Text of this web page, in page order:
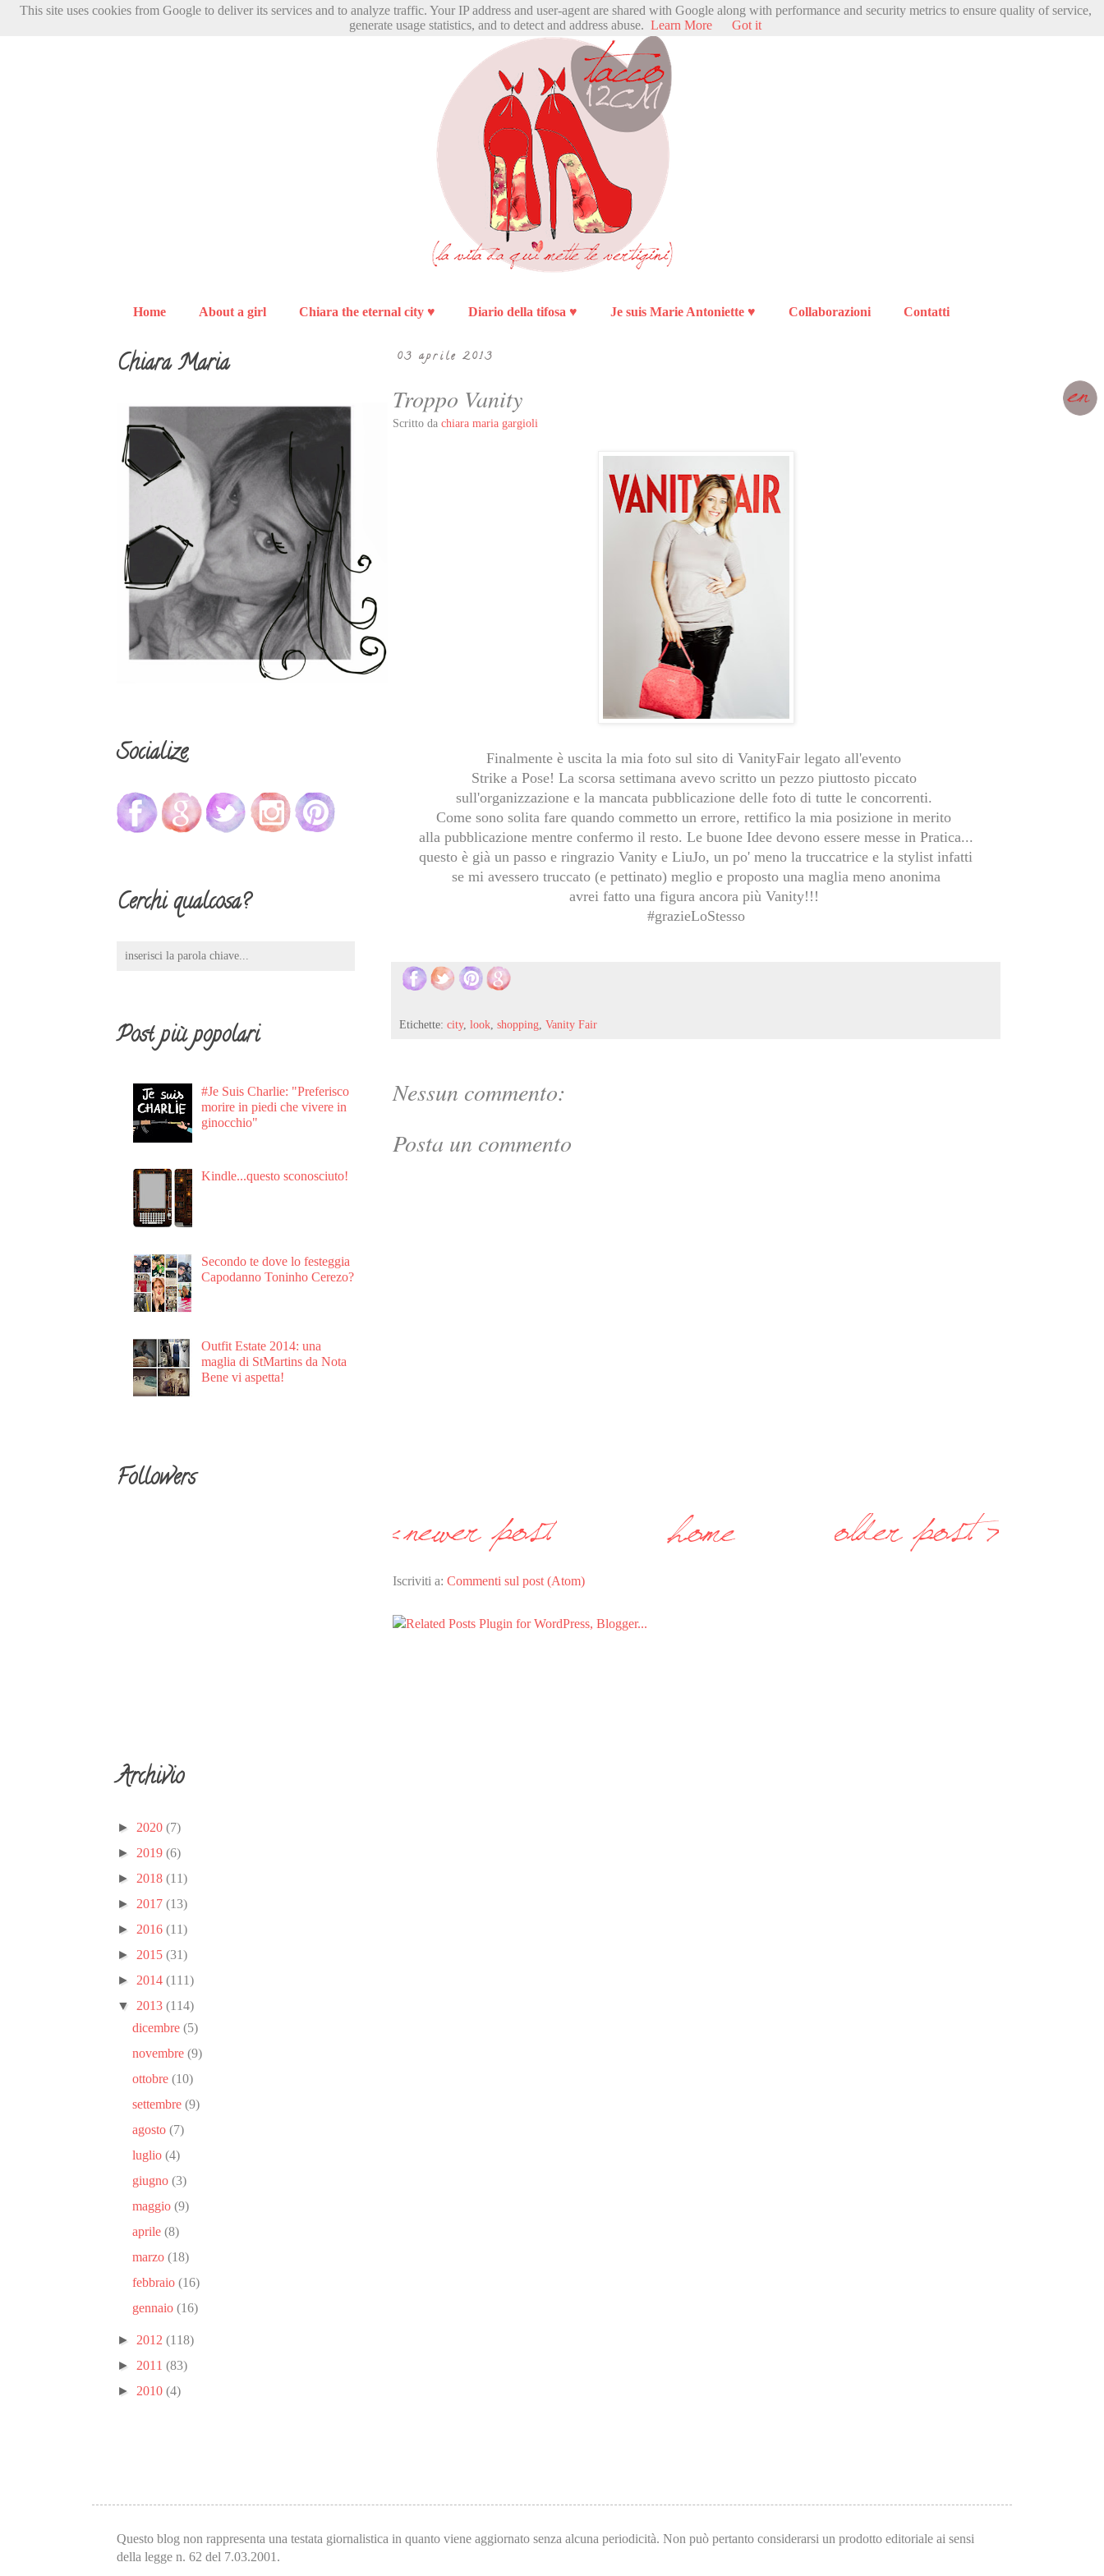
Home About a girl Chiara the eternal city ♥ Diario della tifosa ♥ Je suis Marie Antoniette ♥ Collaborazioni Contatti
03 aprile 2013
Troppo Vanity
Scritto da chiara maria gargioli
Finalmente è uscita la mia foto sul sito di VanityFair legato all'evento
Strike a Pose! La scorsa settimana avevo scritto un pezzo piuttosto piccato
sull'organizzazione e la mancata pubblicazione delle foto di tutte le concorrenti.
Come sono solita fare quando commetto un errore, rettifico la mia posizione in merito
alla pubblicazione mentre confermo il resto. Le buone Idee devono essere messe in Pratica...
questo è già un passo e ringrazio Vanity e LiuJo, un po' meno la truccatrice e la stylist infatti
se mi avessero truccato (e pettinato) meglio e proposto una maglia meno anonima
avrei fatto una figura ancora più Vanity!!!
#grazieLoStesso
Etichette: city, look shopping Vanity Fair
Nessun commento:
Posta un commento
Iscriviti a: Commenti sul post (Atom)
Chiara Maria
Socialize
Cerchi qualcosa?
Post più popolari
#Je Suis Charlie: "Preferisco
morire in piedi che vivere in
ginocchio"
Kindle...questo sconosciuto!
Secondo te dove lo festeggia
Capodanno Toninho Cerezo?
Outfit Estate 2014: una
maglia di StMartins da Nota
Bene vi aspetta!
Followers
Archivio
► 2020 (7)
► 2019 (6)
► 2018 (11)
► 2017 (13)
► 2016 (11)
► 2015 (31)
► 2014 (111)
▼ 2013 (114)
dicembre(5)
novembre(9)
ottobre(10)
settembre(9)
agosto(7)
luglio(4)
giugno(3)
maggio(9)
aprile(8)
marzo(18)
febbraio(16)
gennaio(16)
► 2012 (118)
► 2011 (83)
► 2010 (4)
Questo blog non rappresenta una testata giornalistica in quanto viene aggiornato senza alcuna periodicità. Non può pertanto considerarsi un prodotto editoriale ai sensi
della legge n. 62 del 7.03.2001.
This site uses cookies from Google to deliver its services and to analyze traffic. Your IP address and user-agent are shared with Google along with performance and security metrics to ensure quality of service,
generate usage statistics, and to detect and address abuse. Learn More Got it